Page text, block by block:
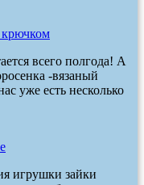
всего полгода! А
-вязаный
уже есть несколько
игрушки зайки